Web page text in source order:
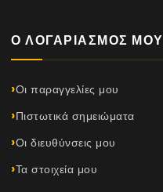
Ο ΛΟΓΑΡΙΑΣΜΌΣ ΜΟΥ
Οι παραγγελίες μου
Πιστωτικά σημειώματα
Οι διευθύνσεις μου
Τα στοιχεία μου